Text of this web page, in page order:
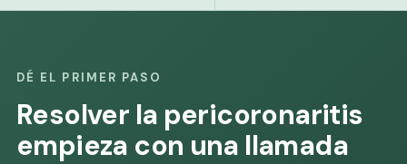
DÉ EL PRIMER PASO
Resolver la pericoronaritis
empieza con una llamada